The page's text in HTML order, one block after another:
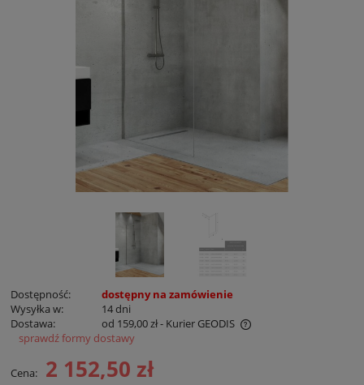
Dostępność:
dostępny na zamówienie
Wysyłka w:
14 dni
Dostawa:
od 159,00 zł- Kurier GEODIS
Cena nie zawiera ewentualnych kosztów płatności
sprawdź formy dostawy
Cena: 2 152,50 zł